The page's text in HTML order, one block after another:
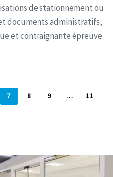
de stationnement ou
documents administratifs,
et contraignante épreuve
7 8 9 … 11